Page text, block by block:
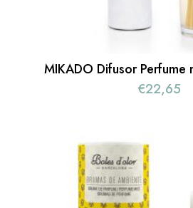
MIKADO Difusor Perfume
€22,65